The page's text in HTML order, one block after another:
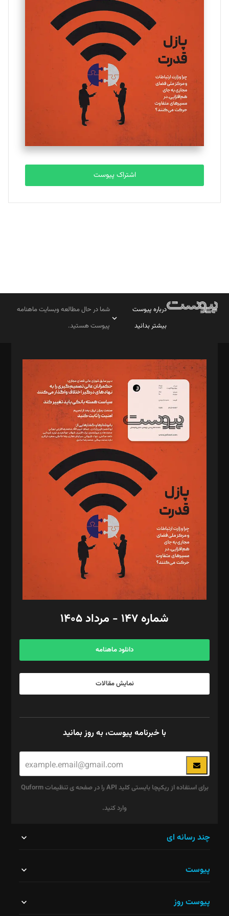
یسنا امان‌پور
تحریریه
ملینا جعفری
تحریریه
مصطفی مسجدی آرانی
تحریریه
بابک نقاش
تحریریه
اشتراک پیوست
درباره پیوست
بیشتر بدانید
شما در حال مطالعه وبسایت ماهنامه
پیوست هستید.
مدیر مسئول: محمدباقر اثنی‌عشری
سردبیر: مهرک محمودی
دبیر تحریریه: میثم قاسمی
د‌بیر ناداستان: سمانه سمیع
د‌بیر خدمت و تجارت: ابوالفضل رجبی
د‌بیر حقوق فناوری: حسام‌الدین ایپکچی
د‌بیر پیوست جهان: مینا پاکدل
د‌بیر تحریریه آنلاین: بابک نقاش
تحریریه‌: مجتبی محمود‌ی، آرش برهمند، یسنا امان‌پور، سروش کرمیان،
مصطفی مسجدی آرانی، ابوالفضل رجبی، زهرا فکرانه، فائزه فتحی
رستمی،مصطفی باستان
ویرایش: نگار استاد‌‌آقا
طراح یونیفرم: مجید توکلی
فیلمبرداری و عکاسی: امیر شفیعی، مانی لطفی زاده
گرافیک و صفحه‌آرایی: سید‌سبحان‌علی ثابت
مد‌یر توسعه تجاری: کامبیز برید‌
امور مالی: شاپور رهبری، محمد‌ کاظمی‌نیا
آگهی و مشترکین: ۰۹۱۹۹۹۹۰۴۵۴
شماره ۱۴۷ - مرداد ۱۴۰۵
دانلود ماهنامه
نمایش مقالات
با خبرنامه پیوست، به روز بمانید
برای استفاده از ریکپچا بایستی کلید API را در صفحه ی تنظیمات Quform
وارد کنید.
نباید
چند رسانه ای
پیوست
پیوست روز